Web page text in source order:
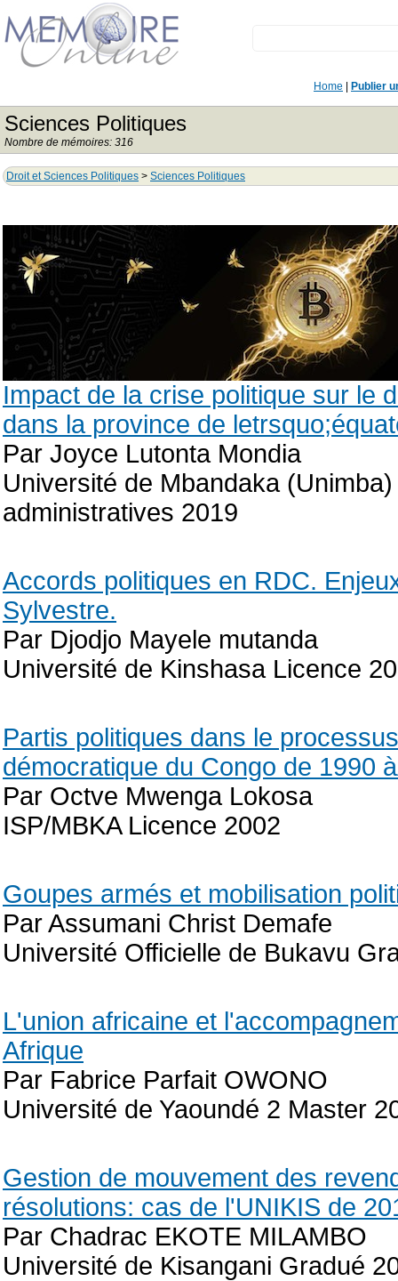
Home Publier
Sciences Politiques
Nombre de mémoires: 316
Droit et Sciences Politiques > Sciences Politiques
Impact de la crise politique sur le
dans la province de
Par Joyce Lutonta Mondia
Université de Mbandaka
administratives 2019
Accords politiques en RDC.
Sylvestre.
Par Djodjo Mayele mutanda
Université de Kinshasa Licence
Partis politiques dans le
démocratique du Congo de 1990
Par Octve Mwenga Lokosa
ISP/MBKA Licence 2002
Goupes armés et mobilisation
Par Assumani Christ Demafe
Université Officielle de Bukavu
L'union africaine et
Afrique
Par Fabrice Parfait OWONO
Université de Yaoundé 2 Master
Gestion de mouvement des
résolutions: cas de l'UNIKIS de
Par Chadrac EKOTE MILAMBO
Université de Kisangani Gradué